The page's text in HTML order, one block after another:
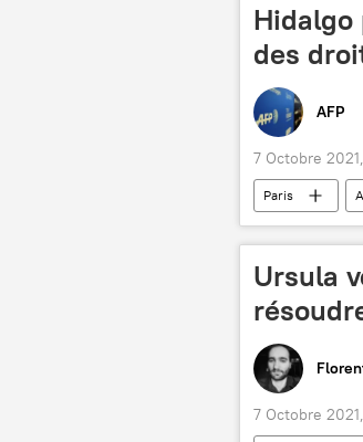
Hidalgo
des
AFP
7 Octobre
Paris
Ursula
7 Octobre